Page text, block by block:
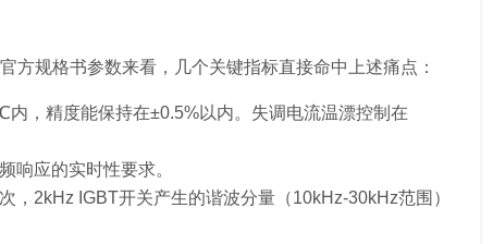
规格书参数来看，几个关键指标直接命中上述痛点：
，精度能保持在±0.5%以内。失调电流温漂控制在
响应的实时性要求。
2kHz IGBT开关产生的谐波分量（10kHz-30kHz范围）